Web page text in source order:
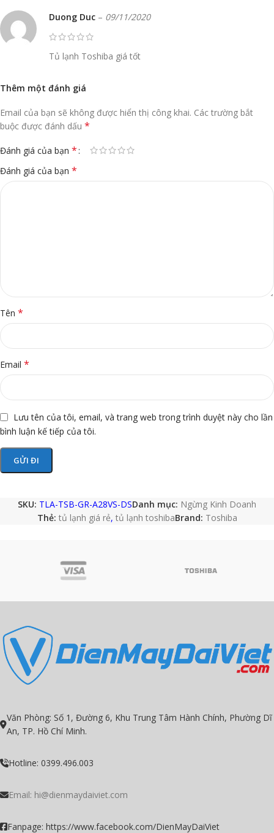
Duong Duc – 09/11/2020
Tủ lạnh Toshiba giá tốt
Thêm một đánh giá
Email của bạn sẽ không được hiển thị công khai. Các trường bắt
buộc được đánh dấu *
Đánh giá của bạn *
Đánh giá của bạn *
Tên *
Email *
Lưu tên của tôi, email, và trang web trong trình duyệt này cho lần
bình luận kế tiếp của tôi.
SKU: TLA-TSB-GR-A28VS-DSDanh mục: Ngừng Kinh Doanh
Thẻ: tủ lạnh giá rẻ, tủ lạnh toshibaBrand: Toshiba
Văn Phòng: Số 1, Đường 6, Khu Trung Tâm Hành Chính, Phường Dĩ
An, TP. Hồ Chí Minh.
Hotline: 0399.496.003
Email: hi@dienmaydaiviet.com
Fanpage: https://www.facebook.com/DienMayDaiViet